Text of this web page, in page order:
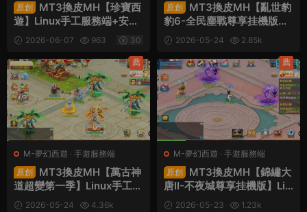
原創
MT3換皮MH【珍寶西
遊】Linux手工服務端+安卓
蘋果雙端+GM後台+全套源
碼+視頻架設教程
2026-06-07 963 30
原創
MT3換皮MH【亂世豹
豹6-全民塵戰尊享挂機版】
Linux手工服務端+安卓蘋果
雙端+GM後台+全套源碼
+視頻架設教程
2026-05-24
2.85k
M-夢幻西遊 · 手遊服務端
原創
MT3換皮MH【萬古神
道超變第一季】Linux手工服
務端+安卓蘋果雙端+GM後
2026-05-24
4.36k
薦
M-夢幻西遊 · 手遊服務端
原創
MT3換皮MH【錦繡大
唐II-不夜城尊享挂機版】Lin
ux手工服務端+安卓蘋果雙
2026-05-23
1.23k
薦